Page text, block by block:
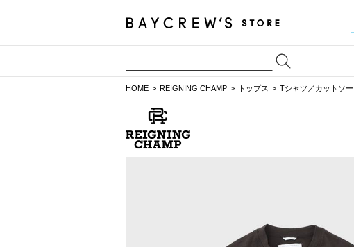
HOME REIGNING CHAMP トップス Tシャツ／カットソー